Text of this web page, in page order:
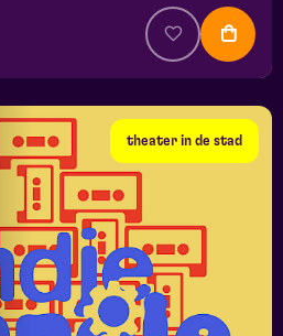
theater in de stad